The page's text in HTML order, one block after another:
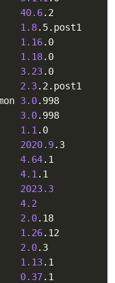
40.6.2
1.8.5.post1
1.16.0
1.18.0
3.23.0
2.3.2.post1
3.0.998
3.0.998
1.1 .0
2020.9.3
4.64.1
4.1 .1
2023.3
4.2
2.0.18
1.26.12
2.0.3
1.13.1
0.37.1